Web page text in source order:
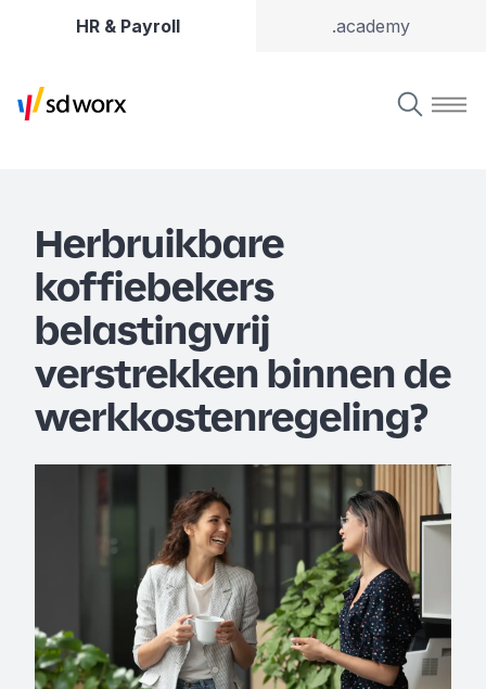
HR & Payroll .academy
Herbruikbare
koffiebekers
belastingvrij
verstrekken binnen de
werkkostenregeling?